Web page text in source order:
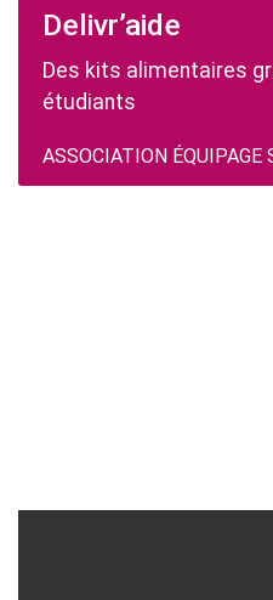
Delivr’aide
Des kits alimentaires
étudiants
ASSOCIATION ÉQUIPAGE